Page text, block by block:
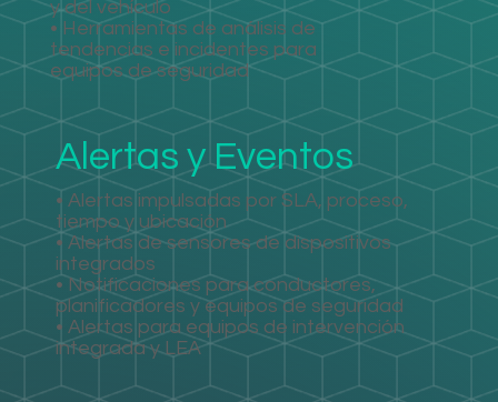
y del vehículo
• Herramientas de análisis de
tendencias e incidentes para
equipos de seguridad
Alertas y Eventos
• Alertas impulsadas por SLA, proceso,
tiempo y ubicación
• Alertas de sensores de dispositivos
integrados
• Notificaciones para conductores,
planificadores y equipos de seguridad
• Alertas para equipos de intervención
integrada y LEA